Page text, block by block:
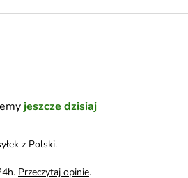
jeszcze dzisiaj
z Polski.
Przeczytaj opinie.